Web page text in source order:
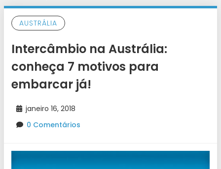
AUSTRÁLIA
Intercâmbio na Austrália:
conheça 7 motivos para
embarcar já!
janeiro 16, 2018
0 Comentários